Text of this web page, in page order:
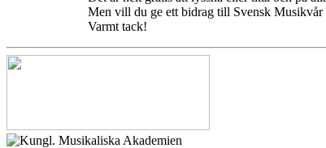
Men vill du ge ett bidrag till Svensk Musikvår
Varmt tack!